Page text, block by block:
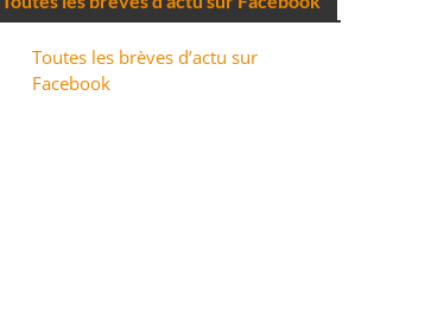
Toutes les brèves d’actu sur
Facebook